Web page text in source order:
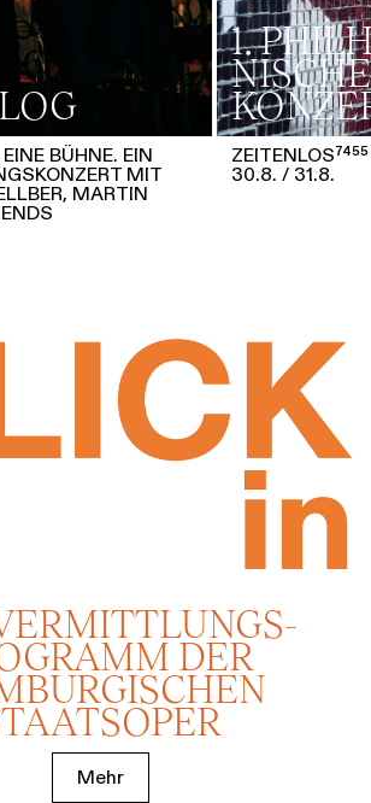
BÜHNE. EIN
MIT
MARTIN
1.
ZEITENLOS⁷⁴⁵⁵
30.8.
31.8.
DER
Mehr